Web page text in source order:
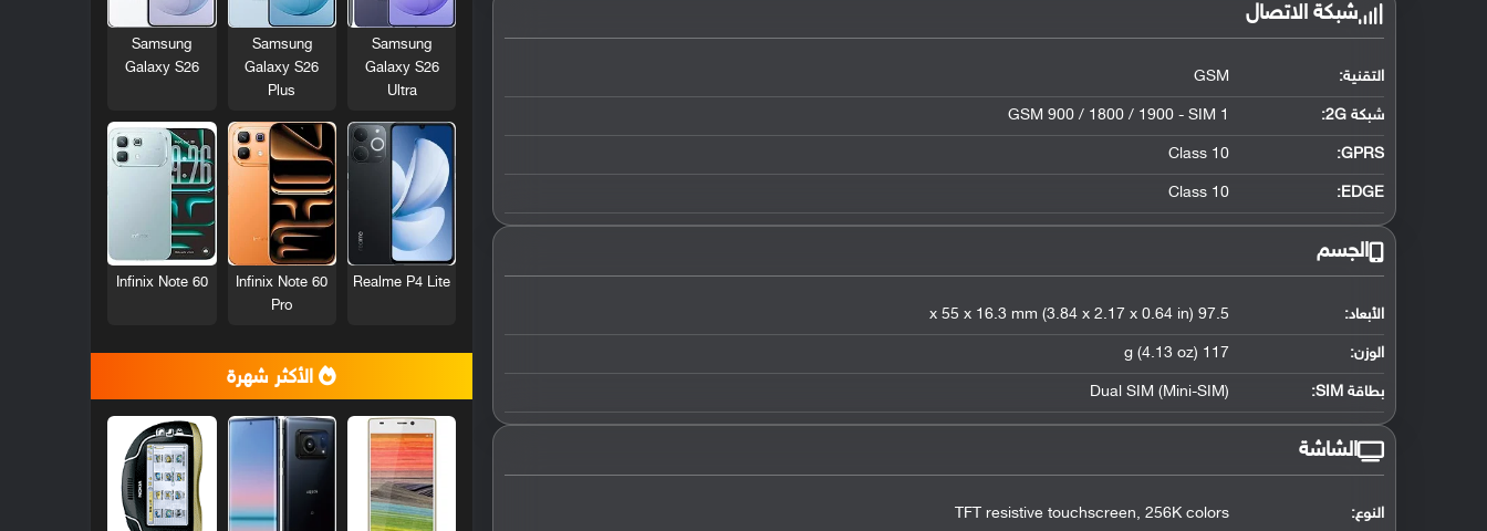
شبكة الاتصال
التقنية: GSM
شبكة 2G: GSM 900 / 1800 / 1900 - SIM 1
GPRS:
Class 10
EDGE:
Class 10
الجسم
الأبعاد: 97.5 x 55 x 16.3 mm (3.84 x 2.17 x 0.64 in)
الوزن: 117 g (4.13 oz)
بطاقة SIM: Dual SIM (Mini-SIM)
الشاشة
النوع: TFT resistive touchscreen, 256K colors
Samsung
Galaxy S26
Ultra
Samsung
Galaxy S26
Plus
Samsung
Galaxy S26
Realme P4 Lite
Infinix Note 60
Pro
Infinix Note 60
الأكثر شهرة